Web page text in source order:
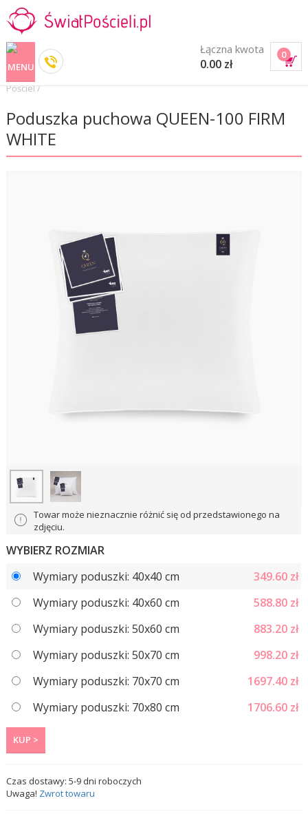
0
Łączna kwota
0.00 zł
Pościel/
Poduszka puchowa QUEEN-100 FIRM
WHITE
Towar może nieznacznie różnić się od przedstawionego na
zdjęciu.
WYBIERZ ROZMIAR
Wymiary poduszki: 40x40 cm
349.60 zł
Wymiary poduszki: 40x60 cm
588.80 zł
Wymiary poduszki: 50x60 cm
883.20 zł
Wymiary poduszki: 50x70 cm
998.20 zł
Wymiary poduszki: 70x70 cm
1697.40 zł
Wymiary poduszki: 70x80 cm
1706.60 zł
KUP >
Czas dostawy:5-9 dni roboczych
Uwaga! Zwrot towaru